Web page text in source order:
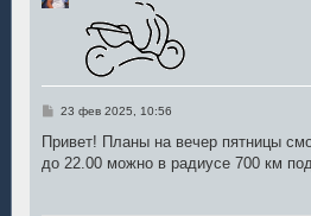
С
о
щ
23 фев 2025, 10:56
Привет! Планы на вечер пятницы
до 22.00 можно в радиусе 700 км